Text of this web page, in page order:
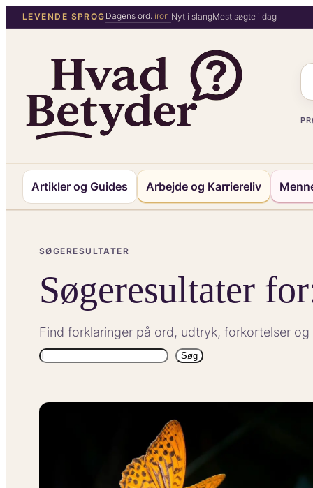
Spring
til
LEVENDE SPROG Dagens ord: ironiNyt i slangMest søgte i dag
Artikler og Guides Arbejde og Karriereliv
SØGERESULTATER
Søgeresultater
Find forklaringer på ord, udtryk, forkortelser
Søg
Søg